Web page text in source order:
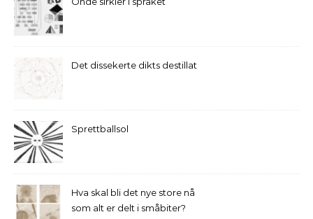
Det dissekerte dikts destillat
Sprettballsol
Hva skal bli det nye store nå
som alt er delt i småbiter?